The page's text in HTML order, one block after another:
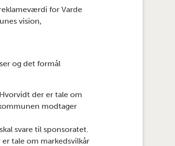
for Varde
vision,
og det formål
der er tale om
modtager
svare til sponsoratet.
tale om markedsvilkår